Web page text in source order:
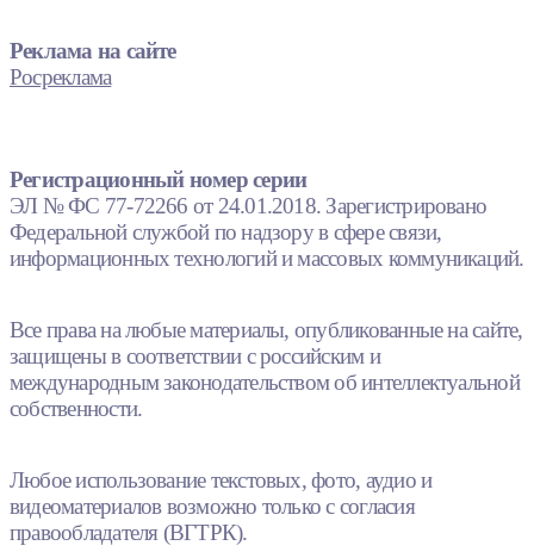
Реклама на сайте
Росреклама
Регистрационный номер серии
ЭЛ № ФС 77-72266 от 24.01.2018. Зарегистрировано
Федеральной службой по надзору в сфере связи,
информационных технологий и массовых коммуникаций.
Все права на любые материалы, опубликованные на сайте,
защищены в соответствии с российским и
международным законодательством об интеллектуальной
собственности.
Любое использование текстовых, фото, аудио и
видеоматериалов возможно только с согласия
правообладателя (ВГТРК).